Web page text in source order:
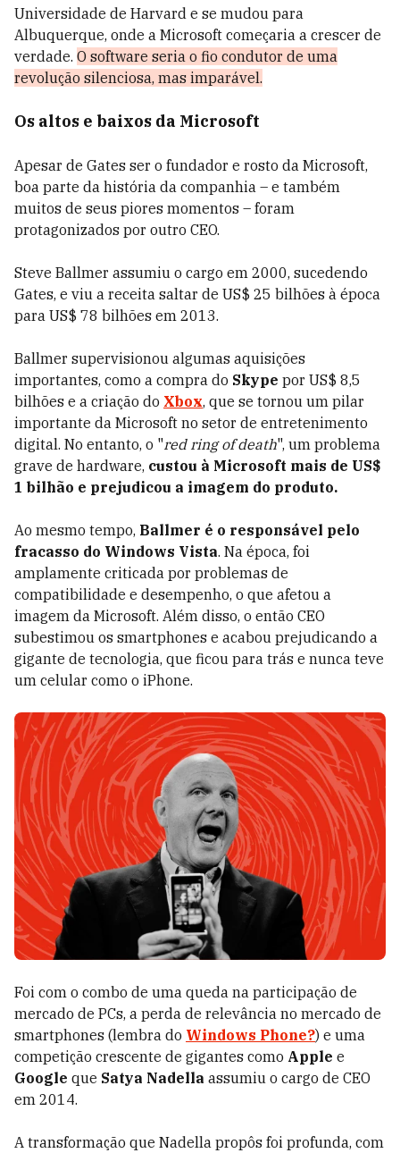
Universidade de Harvard e se mudou para
Albuquerque, onde a Microsoft começaria a crescer de
verdade. O software seria o fio condutor de uma
revolução silenciosa, mas imparável.
Os altos e baixos da Microsoft
Apesar de Gates ser o fundador e rosto da Microsoft,
boa parte da história da companhia – e também
muitos de seus piores momentos – foram
protagonizados por outro CEO.
Steve Ballmer assumiu o cargo em 2000, sucedendo
Gates, e viu a receita saltar de US$ 25 bilhões à época
para US$ 78 bilhões em 2013.
Ballmer supervisionou algumas aquisições
importantes, como a compra do Skype por US$ 8,5
bilhões e a criação do Xbox, que se tornou um pilar
importante da Microsoft no setor de entretenimento
digital. No entanto, o "red ring of death", um problema
grave de hardware, custou à Microsoft mais de US$
1 bilhão e prejudicou a imagem do produto.
Ao mesmo tempo, Ballmer é o responsável pelo
fracasso do Windows Vista. Na época, foi
amplamente criticada por problemas de
compatibilidade e desempenho, o que afetou a
imagem da Microsoft. Além disso, o então CEO
subestimou os smartphones e acabou prejudicando a
gigante de tecnologia, que ficou para trás e nunca teve
um celular como o iPhone.
Foi com o combo de uma queda na participação de
mercado de PCs, a perda de relevância no mercado de
smartphones (lembra do Windows Phone?) e uma
competição crescente de gigantes como Apple e
Google que Satya Nadella assumiu o cargo de CEO
em 2014.
A transformação que Nadella propôs foi profunda, com